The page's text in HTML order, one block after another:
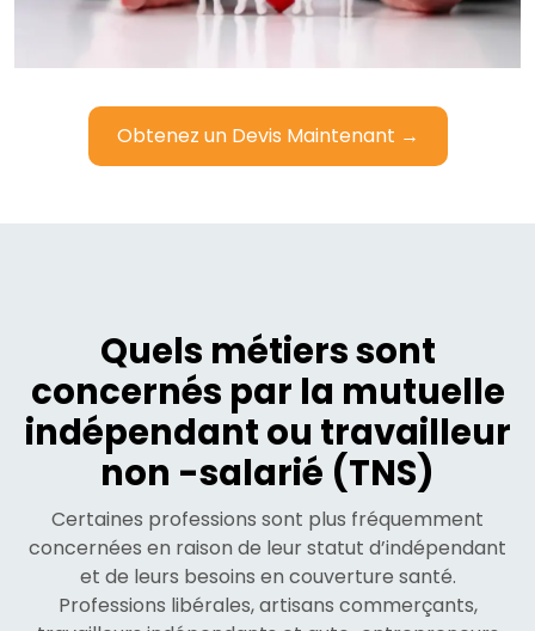
Obtenez un Devis Maintenant →
Quels métiers sont
concernés par la mutuelle
indépendant ou travailleur
non -salarié (TNS)
Certaines professions sont plus fréquemment
concernées en raison de leur statut d’indépendant
et de leurs besoins en couverture santé.
Professions libérales, artisans commerçants,